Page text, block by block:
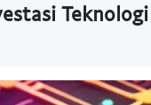
Teknologi